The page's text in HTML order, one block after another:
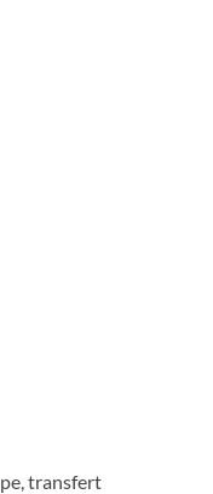
transfert